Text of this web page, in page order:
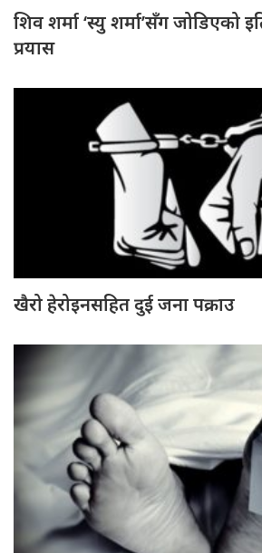
शिव शर्मा ‘स्यु शर्मा’सँग जोडिएको
प्रयास
खैरो हेरोइनसहित दुई जना पक्राउ